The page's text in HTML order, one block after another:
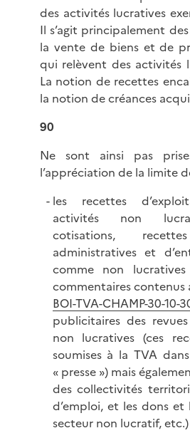
des activités lucratives
Il s’agit principalement
la vente de biens et de
qui relèvent des activités
La notion de recettes
la notion de créances
90
Ne sont ainsi pas
l’appréciation de la limite
les recettes
activités non
cotisations,
administratives et
comme non
commentaires contenus
BOI-TVA-CHAMP-30-10-
publicitaires des
non lucratives (ces
soumises à la TVA
« presse ») mais
des collectivités
d’emploi, et les dons
secteur non lucratif,